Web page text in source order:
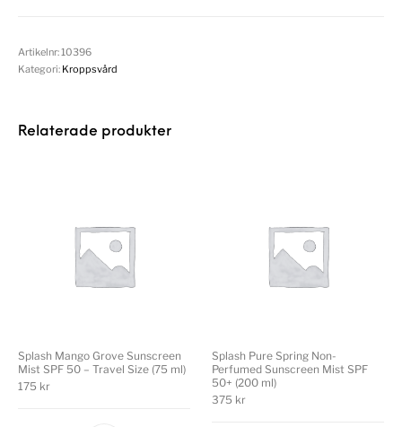
Artikelnr:10396
Kategori: Kroppsvård
Relaterade produkter
Splash Mango Grove Sunscreen
Mist SPF 50 – Travel Size (75 ml)
175 kr
Splash Pure Spring Non-
Perfumed Sunscreen Mist SPF
50+ (200 ml)
375 kr